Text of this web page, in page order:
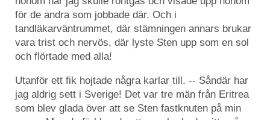
för de andra som jobbade där. Och i
tandläkarväntrummet, där stämningen annars brukar
vara trist och nervös, där lyste Sten upp som en sol
och flörtade med alla!
Utanför ett fik hojtade några karlar till. -- Såndär har
jag aldrig sett i Sverige! Det var tre män från Eritrea
som blev glada över att se Sten fastknuten på min